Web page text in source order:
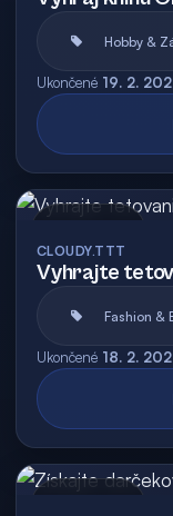
Hobby &
Ukončené 19. 2.
CLOUDY.TTT
Vyhrajte
Fashion &
Ukončené 18. 2.